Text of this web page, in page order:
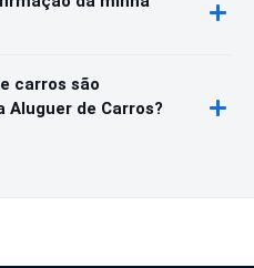
carros são
Aluguer de Carros?